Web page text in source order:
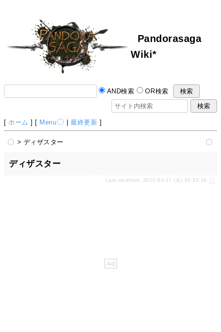
Pandorasaga
Wiki*
AND検索 OR検索
[ ホーム ] [ Menu |最終更新 ]
> ディザスター
ディザスター
Last-modified: 2015-03-17 (火) 03:32:16